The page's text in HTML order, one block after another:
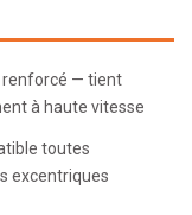
renforcé — tient
à haute vitesse
toutes
excentriques